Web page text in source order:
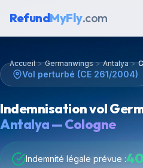
RefundMyFly.com
Accueil > Germanwings > Antalya >
Vol perturbé (CE 261/2004)
Indemnisation vol
Antalya — Cologne
Indemnité légale prévue :